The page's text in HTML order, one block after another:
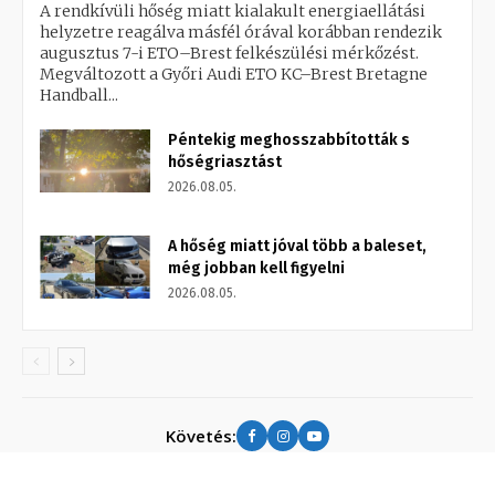
A rendkívüli hőség miatt kialakult energiaellátási
helyzetre reagálva másfél órával korábban rendezik
augusztus 7-i ETO–Brest felkészülési mérkőzést.
Megváltozott a Győri Audi ETO KC–Brest Bretagne
Handball...
Péntekig meghosszabbították s
hőségriasztást
2026.08.05.
A hőség miatt jóval több a baleset,
még jobban kell figyelni
2026.08.05.
Követés: